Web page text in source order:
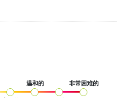
温和的 非常困难的